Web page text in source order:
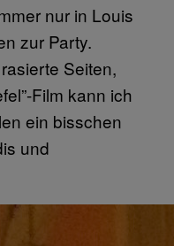
nur in Louis
zur Party.
Seiten,
Film kann ich
ein bisschen
und